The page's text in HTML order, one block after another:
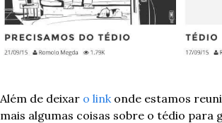
Além de deixar o link onde estamos
mais algumas coisas sobre o tédio para